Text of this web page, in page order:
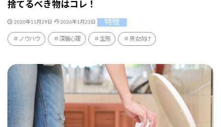
捨てるべき物はコレ！
2020年11月29日 2026年1月23日 特徴
ノウハウ 深層心理 生態 男女向け